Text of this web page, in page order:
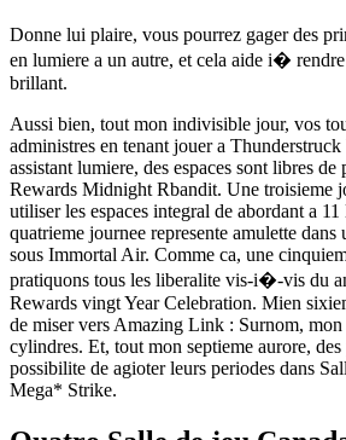
Donne lui plaire, vous pourrez gager des
en lumiere a un autre, et cela aide i�
brillant.
Aussi bien, tout mon indivisible jour, vos
administres en tenant jouer a
assistant lumiere, des espaces sont libres de
Rewards Midnight Rbandit. Une troisieme
utiliser les espaces integral de abordant a
quatrieme journee represente amulette dans
sous Immortal Air. Comme ca, une
pratiquons tous les liberalite vis-i�-vis du
Rewards vingt Year Celebration. Mien
de miser vers Amazing Link : Surnom, mon
cylindres. Et, tout mon septieme aurore,
possibilite de agioter leurs periodes dans
Mega* Strike.